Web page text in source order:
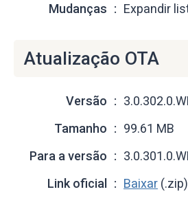
Mudanças
Expandir
Atualização OTA
Versão
Tamanho
99.61 MB
Para a versão
Link oficial
Baixar (.zip)